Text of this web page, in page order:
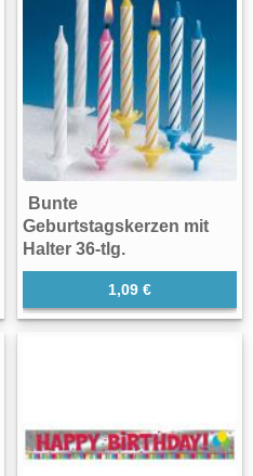
Bunte
Geburtstagskerzen mit
Halter 36-tlg.
1,09 €